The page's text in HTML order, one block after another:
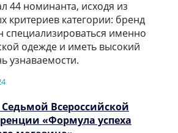
44 номинанта, исходя из
критериев категории: бренд
специализироваться именно
одежде и иметь высокий
узнаваемости.
Всероссийской
«Формула успеха